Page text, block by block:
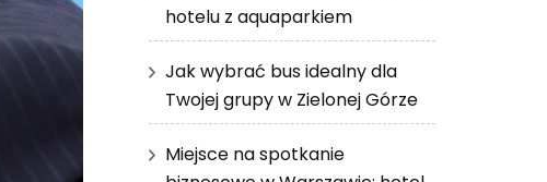
hotelu z aquaparkiem
Jak wybrać bus idealny dla
Twojej grupy w Zielonej Górze
Miejsce na spotkanie